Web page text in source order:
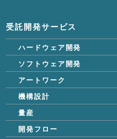
受託開発サービス
ハードウェア開発
ソフトウェア開発
アートワーク
機構設計
量産
開発フロー